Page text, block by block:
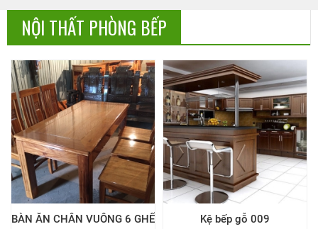
NỘI THẤT PHÒNG BẾP
Kệ bếp gỗ 009 GHẾ BỌC NỆM 01